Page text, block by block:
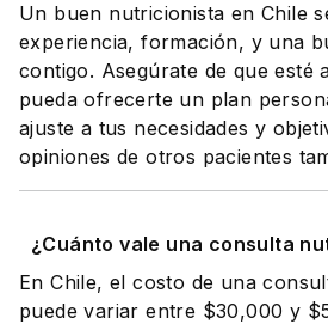
Un buen nutricionista en Chile
experiencia, formación, y una
contigo. Asegúrate de que esté
pueda ofrecerte un plan
ajuste a tus necesidades y
opiniones de otros pacientes
¿Cuánto vale una consulta
En Chile, el costo de una
puede variar entre $30,000 y